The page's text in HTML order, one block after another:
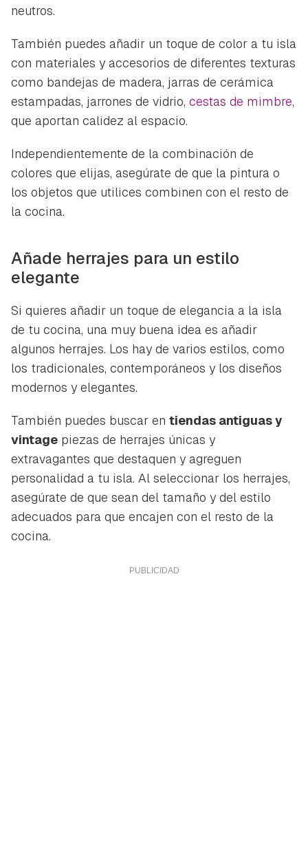
neutros.
También puedes añadir un toque de color a tu isla
con materiales y accesorios de diferentes texturas
como bandejas de madera, jarras de cerámica
estampadas, jarrones de vidrio, cestas de mimbre,
que aportan calidez al espacio.
Independientemente de la combinación de
colores que elijas, asegúrate de que la pintura o
los objetos que utilices combinen con el resto de
la cocina.
Añade herrajes para un estilo
elegante
Si quieres añadir un toque de elegancia a la isla
de tu cocina, una muy buena idea es añadir
algunos herrajes. Los hay de varios estilos, como
los tradicionales, contemporáneos y los diseños
modernos y elegantes.
También puedes buscar en tiendas antiguas y
vintage piezas de herrajes únicas y
extravagantes que destaquen y agreguen
personalidad a tu isla. Al seleccionar los herrajes,
asegúrate de que sean del tamaño y del estilo
adecuados para que encajen con el resto de la
cocina.